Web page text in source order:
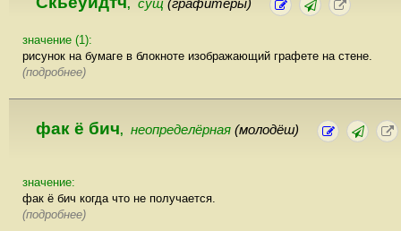
, сущ (графитеры)
значение (1):
рисунок на бумаге в блокноте изображающий графете на стене.
(подробнее)
фак ё бич, неопределёрная (молодёш)
значение:
фак ё бич когда что не получается.
(подробнее)